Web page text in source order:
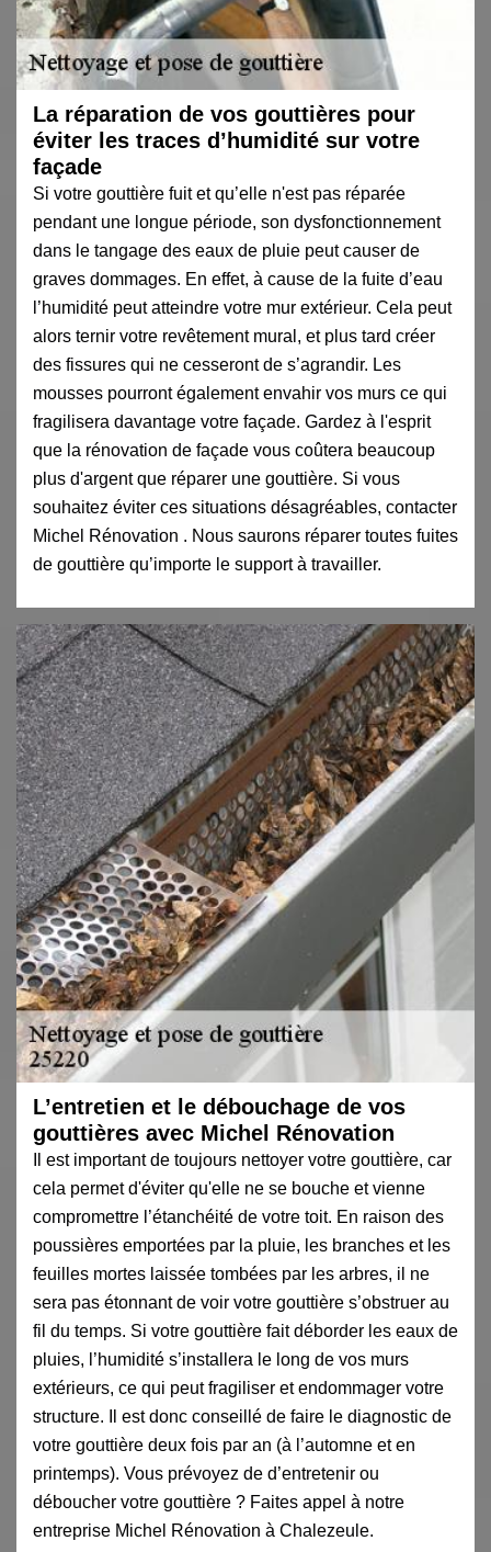
La réparation de vos gouttières pour
éviter les traces d’humidité sur votre
façade
Si votre gouttière fuit et qu’elle n'est pas réparée
pendant une longue période, son dysfonctionnement
dans le tangage des eaux de pluie peut causer de
graves dommages. En effet, à cause de la fuite d’eau
l’humidité peut atteindre votre mur extérieur. Cela peut
alors ternir votre revêtement mural, et plus tard créer
des fissures qui ne cesseront de s’agrandir. Les
mousses pourront également envahir vos murs ce qui
fragilisera davantage votre façade. Gardez à l'esprit
que la rénovation de façade vous coûtera beaucoup
plus d'argent que réparer une gouttière. Si vous
souhaitez éviter ces situations désagréables, contacter
Michel Rénovation . Nous saurons réparer toutes fuites
de gouttière qu’importe le support à travailler.
L’entretien et le débouchage de vos
gouttières avec Michel Rénovation
Il est important de toujours nettoyer votre gouttière, car
cela permet d'éviter qu'elle ne se bouche et vienne
compromettre l’étanchéité de votre toit. En raison des
poussières emportées par la pluie, les branches et les
feuilles mortes laissée tombées par les arbres, il ne
sera pas étonnant de voir votre gouttière s’obstruer au
fil du temps. Si votre gouttière fait déborder les eaux de
pluies, l’humidité s’installera le long de vos murs
extérieurs, ce qui peut fragiliser et endommager votre
structure. Il est donc conseillé de faire le diagnostic de
votre gouttière deux fois par an (à l’automne et en
printemps). Vous prévoyez de d’entretenir ou
déboucher votre gouttière ? Faites appel à notre
entreprise Michel Rénovation à Chalezeule.